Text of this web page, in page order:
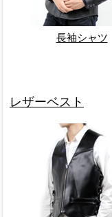
長袖シャツ
レザーベスト